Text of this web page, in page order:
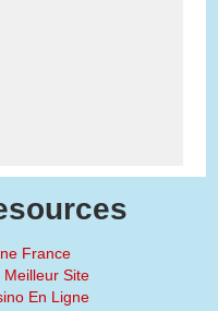
France
Site
En Ligne